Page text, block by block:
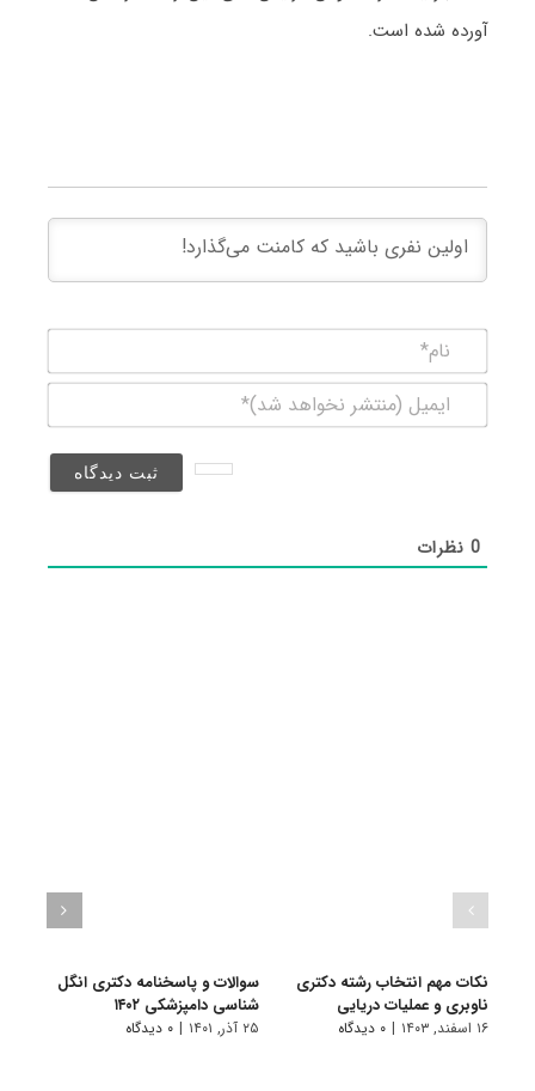
آورده شده است.
(منتشر
0نظرات
نکات مهم انتخاب رشته دکتری
ناوبری و عملیات دریایی
۱۶ اسفند, ۱۴۰۳ | ۰ دیدگاه
سوالات و پاسخنامه دکتری انگل
شناسی دامپزشکی ۱۴۰۲
۲۵ آذر, ۱۴۰۱ | ۰ دیدگاه